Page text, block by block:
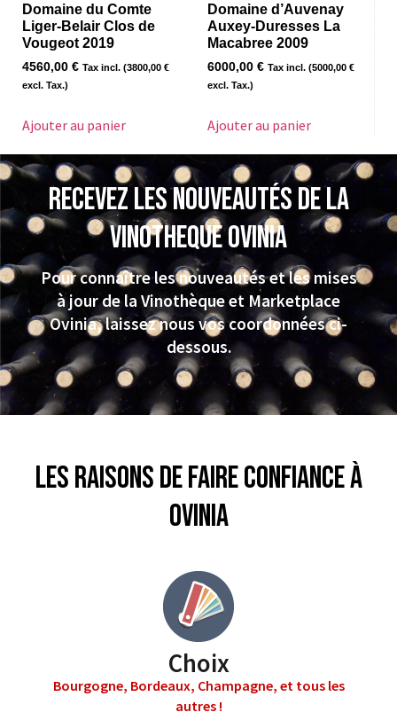
Domaine du Comte
Liger-Belair Clos de
Vougeot 2019
4560,00 € Tax incl. (3800,00 €
excl. Tax.)
Ajouter au panier
Domaine d’Auvenay
Auxey-Duresses La
Macabree 2009
6000,00 € Tax incl. (5000,00 €
excl. Tax.)
Ajouter au panier
Recevez les nouveautés de la
VINOTHEQUE Ovinia
Pour connaître les nouveautés et les mises
à jour de la Vinothèque et Marketplace
Ovinia, laissez nous vos coordonnées ci-
dessous.
Les raisons de faire confiance à
Ovinia
Choix
Bourgogne, Bordeaux, Champagne, et tous les
autres !